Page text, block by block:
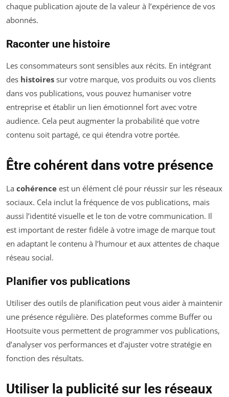
chaque publication ajoute de la valeur à l’expérience de vos
abonnés.
Raconter une histoire
Les consommateurs sont sensibles aux récits. En intégrant
des histoires sur votre marque, vos produits ou vos clients
dans vos publications, vous pouvez humaniser votre
entreprise et établir un lien émotionnel fort avec votre
audience. Cela peut augmenter la probabilité que votre
contenu soit partagé, ce qui étendra votre portée.
Être cohérent dans votre présence
La cohérence est un élément clé pour réussir sur les réseaux
sociaux. Cela inclut la fréquence de vos publications, mais
aussi l’identité visuelle et le ton de votre communication. Il
est important de rester fidèle à votre image de marque tout
en adaptant le contenu à l’humour et aux attentes de chaque
réseau social.
Planifier vos publications
Utiliser des outils de planification peut vous aider à maintenir
une présence régulière. Des plateformes comme Buffer ou
Hootsuite vous permettent de programmer vos publications,
d’analyser vos performances et d’ajuster votre stratégie en
fonction des résultats.
Utiliser la publicité sur les réseaux